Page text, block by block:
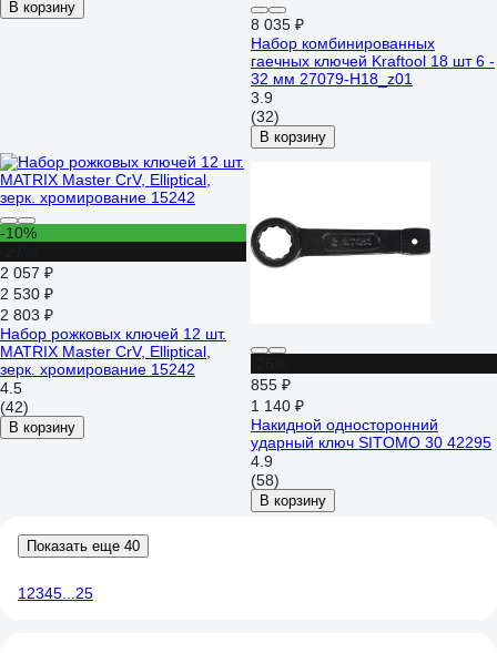
В корзину
8 035 ₽
Набор комбинированных
гаечных ключей Kraftool 18 шт 6 -
32 мм 27079-H18_z01
3.9
(32)
В корзину
-10%
2 057 ₽
2 530 ₽
2 803 ₽
Набор рожковых ключей 12 шт.
MATRIX Master CrV, Elliptical,
зерк. хромирование 15242
4.5
(42)
В корзину
855 ₽
1 140 ₽
Накидной односторонний
ударный ключ SITOMO 30 42295
4.9
(58)
В корзину
Показать еще 40
1 2345 25